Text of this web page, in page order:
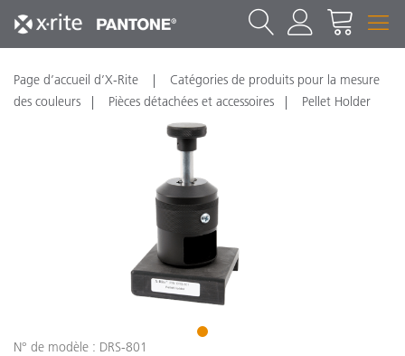
Page d’accueil d’X-Rite
Catégories de produits pour la mesure
des couleurs
Pièces détachées et accessoires Pellet Holder
1
N° de modèle : DRS-801